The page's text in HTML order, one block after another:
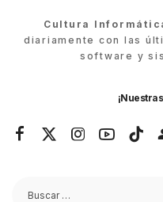
Cultura
diariamente con las
software y